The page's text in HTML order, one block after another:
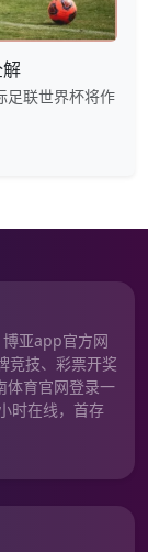
足联世界杯将作
亚app官方网
竞技、彩票开奖
体育官网登录一
时在线，首存